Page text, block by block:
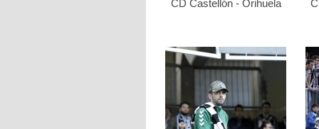
CD Castellón - Orihuela